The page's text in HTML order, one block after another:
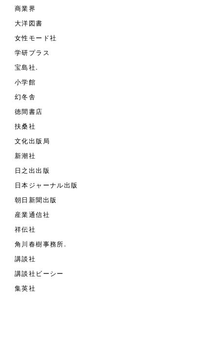
商業界
大洋図書
女性モード社
学研プラス
宝島社.
小学館
幻冬舎
徳間書店
扶桑社
文化出版局
新潮社
日之出出版
日本ジャーナル出版
朝日新聞出版
産業通信社
祥伝社
角川春樹事務所.
講談社
講談社ビーシー
集英社